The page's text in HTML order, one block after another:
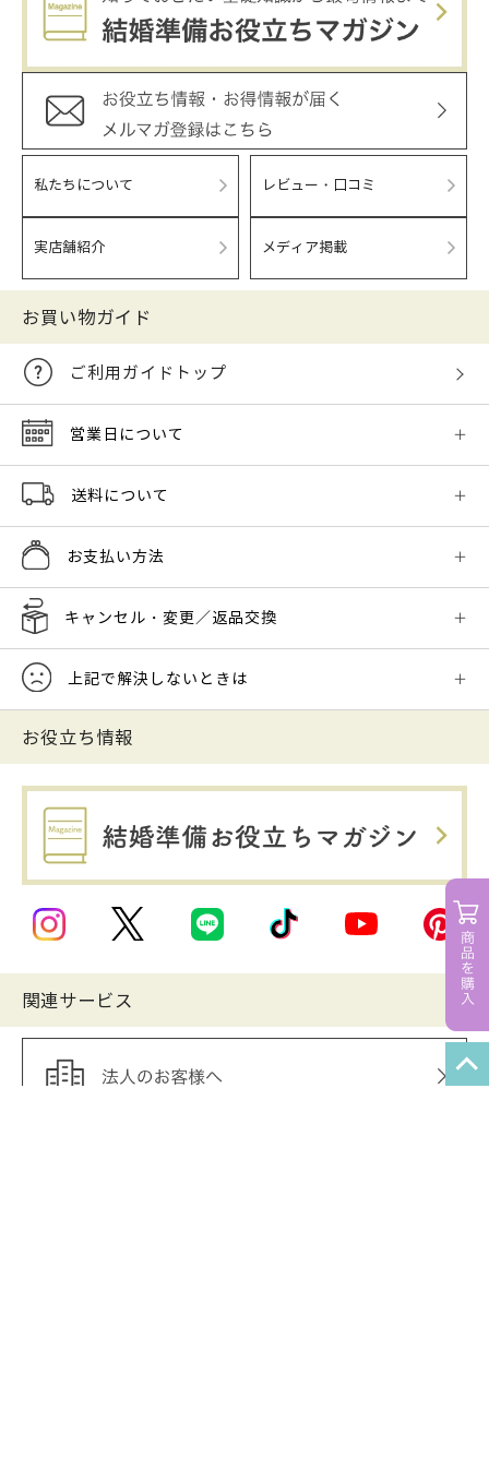
私たちについて レビュー・口コミ
実店舗紹介 メディア掲載
お買い物ガイド
ご利用ガイドトップ
営業日について
送料について
お支払い方法
キャンセル・変更／返品交換
上記で解決しないときは
お役立ち情報
関連サービス